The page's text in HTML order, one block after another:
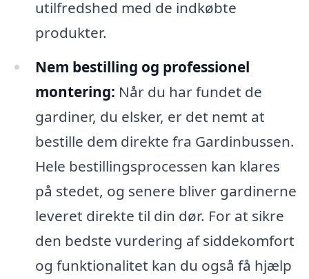
utilfredshed med de indkøbte
produkter.
Nem bestilling og professionel
montering: Når du har fundet de
gardiner, du elsker, er det nemt at
bestille dem direkte fra Gardinbussen.
Hele bestillingsprocessen kan klares
på stedet, og senere bliver gardinerne
leveret direkte til din dør. For at sikre
den bedste vurdering af siddekomfort
og funktionalitet kan du også få hjælp